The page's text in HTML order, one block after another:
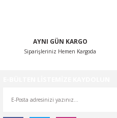
AYNI GÜN KARGO
Siparişleriniz Hemen Kargoda